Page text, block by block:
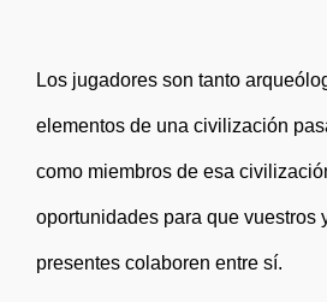
Los jugadores son tanto
elementos de una civilización
como miembros de esa
oportunidades para que vuestros
presentes colaboren entre sí.